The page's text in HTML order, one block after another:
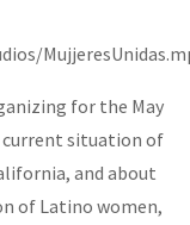
for the May
current situation of
and about
of Latino women,